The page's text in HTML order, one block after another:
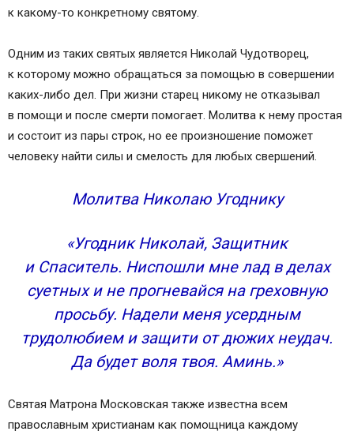
к какому-то конкретному святому.
Одним из таких святых является Николай Чудотворец,
к которому можно обращаться за помощью в совершении
каких-либо дел. При жизни старец никому не отказывал
в помощи и после смерти помогает. Молитва к нему простая
и состоит из пары строк, но ее произношение поможет
человеку найти силы и смелость для любых свершений.
Молитва Николаю Угоднику
«Угодник Николай, Защитник
и Спаситель. Ниспошли мне лад в делах
суетных и не прогневайся на греховную
просьбу. Надели меня усердным
трудолюбием и защити от дюжих неудач.
Да будет воля твоя. Аминь.»
Святая Матрона Московская также известна всем
православным христианам как помощница каждому